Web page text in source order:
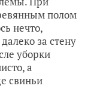
полом
нечто,
за стену
уборки
а
свиньи